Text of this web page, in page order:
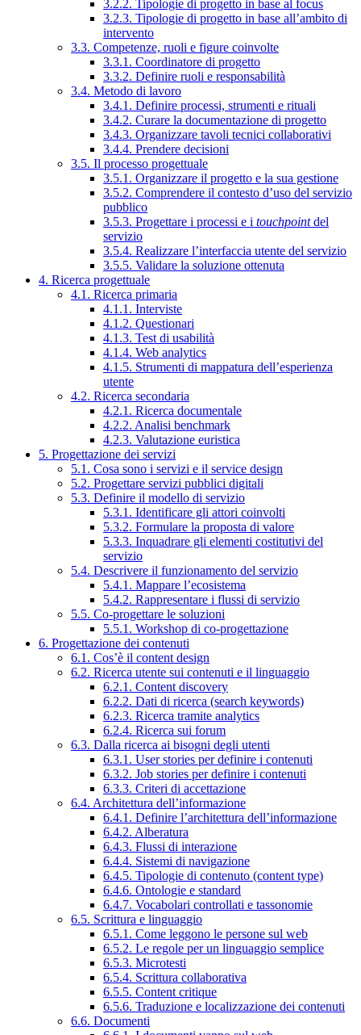
3.2.2. Tipologie di progetto in base al focus
3.2.3. Tipologie di progetto in base all’ambito di
intervento
3.3. Competenze, ruoli e figure coinvolte
3.3.1. Coordinatore di progetto
3.3.2. Definire ruoli e responsabilità
3.4. Metodo di lavoro
3.4.1. Definire processi, strumenti e rituali
3.4.2. Curare la documentazione di progetto
3.4.3. Organizzare tavoli tecnici collaborativi
3.4.4. Prendere decisioni
3.5. Il processo progettuale
3.5.1. Organizzare il progetto e la sua gestione
3.5.2. Comprendere il contesto d’uso del servizio
pubblico
3.5.3. Progettare i processi e i touchpointdel
servizio
3.5.4. Realizzare l’interfaccia utente del servizio
3.5.5. Validare la soluzione ottenuta
4. Ricerca progettuale
4.1. Ricerca primaria
4.1.1. Interviste
4.1.2. Questionari
4.1.3. Test di usabilità
4.1.4. Web analytics
4.1.5. Strumenti di mappatura dell’esperienza
utente
4.2. Ricerca secondaria
4.2.1. Ricerca documentale
4.2.2. Analisi benchmark
4.2.3. Valutazione euristica
5. Progettazione dei servizi
5.1. Cosa sono i servizi e il service design
5.2. Progettare servizi pubblici digitali
5.3. Definire il modello di servizio
5.3.1. Identificare gli attori coinvolti
5.3.2. Formulare la proposta di valore
5.3.3. Inquadrare gli elementi costitutivi del
servizio
5.4. Descrivere il funzionamento del servizio
5.4.1. Mappare l’ecosistema
5.4.2. Rappresentare i flussi di servizio
5.5. Co-progettare le soluzioni
5.5.1. Workshop di co-progettazione
6. Progettazione dei contenuti
6.1. Cos’è il content design
6.2. Ricerca utente sui contenuti e il linguaggio
6.2.1. Content discovery
6.2.2. Dati di ricerca (search keywords)
6.2.3. Ricerca tramite analytics
6.2.4. Ricerca sui forum
6.3. Dalla ricerca ai bisogni degli utenti
6.3.1. User stories per definire i contenuti
6.3.2. Job stories per definire i contenuti
6.3.3. Criteri di accettazione
6.4. Architettura dell’informazione
6.4.1. Definire l’architettura dell’informazione
6.4.2. Alberatura
6.4.3. Flussi di interazione
6.4.4. Sistemi di navigazione
6.4.5. Tipologie di contenuto (content type)
6.4.6. Ontologie e standard
6.4.7. Vocabolari controllati e tassonomie
6.5. Scrittura e linguaggio
6.5.1. Come leggono le persone sul web
6.5.2. Le regole per un linguaggio semplice
6.5.3. Microtesti
6.5.4. Scrittura collaborativa
6.5.5. Content critique
6.5.6. Traduzione e localizzazione dei contenuti
6.6. Documenti